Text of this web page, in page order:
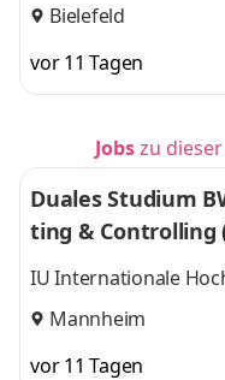
Bielefeld
vor 11 Tagen
Jobszu
Duales Studium
ting & Controlling
uell
IU Internationale
Mannheim
vor 11 Tagen